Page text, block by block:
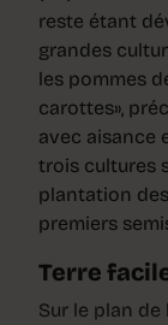
reste étant
grandes
les pommes
carottes»,
avec aisance
trois cultures
plantation
premiers
Terre
Sur le plan de